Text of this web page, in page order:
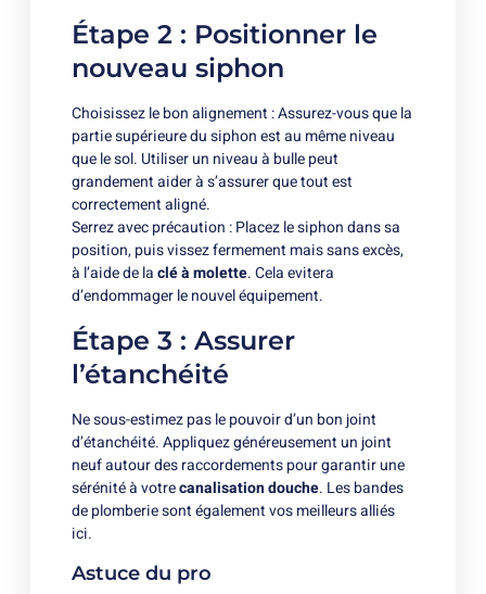
Étape 2 : Positionner le
nouveau siphon
Choisissez le bon alignement : Assurez-vous que la
partie supérieure du siphon est au même niveau
que le sol. Utiliser un niveau à bulle peut
grandement aider à s’assurer que tout est
correctement aligné.
Serrez avec précaution : Placez le siphon dans sa
position, puis vissez fermement mais sans excès,
à l’aide de laclé à molette. Cela evitera
d’endommager le nouvel équipement.
Étape 3 : Assurer
l’étanchéité
Ne sous-estimez pas le pouvoir d’un bon joint
d’étanchéité. Appliquez généreusement un joint
neuf autour des raccordements pour garantir une
sérénité à votrecanalisation douche. Les bandes
de plomberie sont également vos meilleurs alliés
ici.
Astuce du pro